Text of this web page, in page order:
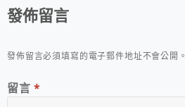
發佈留言
發佈留言必須填寫的電子郵件地址不會公開。
留言 *